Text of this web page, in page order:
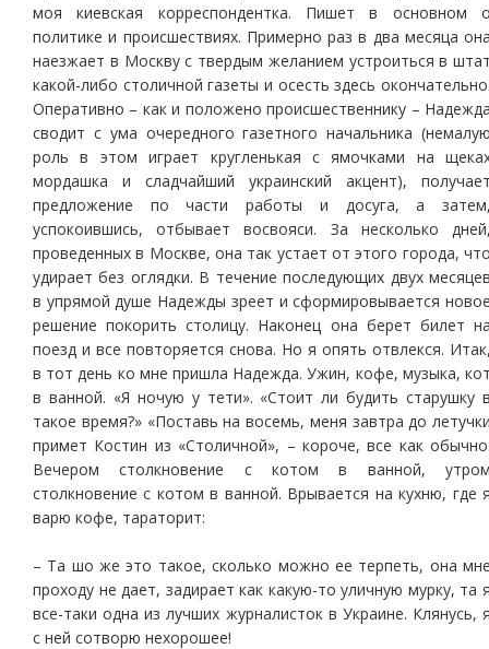
моя киевская корреспондентка. Пишет в основном
политике и происшествиях. Примерно раз в два месяца
наезжает в Москву с твердым желанием устроиться в
какой-либо столичной газеты и осесть здесь
Оперативно – как и положено происшественнику –
сводит с ума очередного газетного начальника
роль в этом играет кругленькая с ямочками на
мордашка и сладчайший украинский акцент),
предложение по части работы и досуга, а
успокоившись, отбывает восвояси. За несколько
проведенных в Москве, она так устает от этого города,
удирает без оглядки. В течение последующих двух
в упрямой душе Надежды зреет и сформировывается
решение покорить столицу. Наконец она берет билет
поезд и все повторяется снова. Но я опять отвлекся.
в тот день ко мне пришла Надежда. Ужин, кофе, музыка,
в ванной. «Я ночую у тети». «Стоит ли будить старушку
такое время?» «Поставь на восемь, меня завтра до
примет Костин из «Столичной», – короче, все как
Вечером столкновение с котом в ванной,
столкновение с котом в ванной. Врывается на кухню, где
варю кофе, тараторит:
– Та шо же это такое, сколько можно ее терпеть, она
проходу не дает, задирает как какую-то уличную мурку, та
все-таки одна из лучших журналисток в Украине. Клянусь,
с ней сотворю нехорошее!